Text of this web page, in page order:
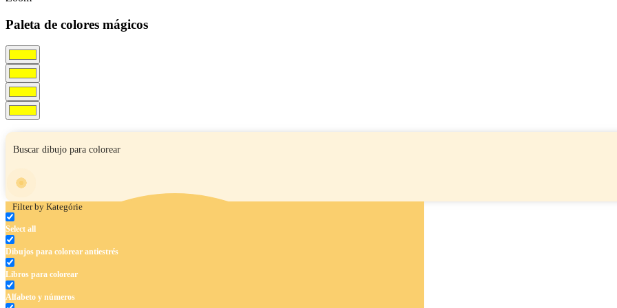
Paleta de colores mágicos
Filter by Kategórie
Select all
Dibujos para colorear antiestrés
Libros para colorear
Alfabeto y números